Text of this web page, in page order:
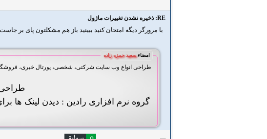
RE: ذخیره نشدن تغییرات ماژول
با مرورگر دیگه امتحان کنید ببینید باز هم مشکلتون پای بر
امضاءسعید حمزه زاده
طراحی انواع وب سایت شرکتی، شخصی، پورتال خبری،
طراحی
گروه نرم افزاری رادین : دیدن لینک ها